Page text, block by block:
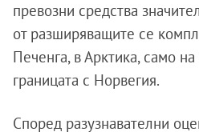
превозни средства
от разширяващите се
Печенга, в Арктика, само
границата с Норвегия.
Според разузнавателни